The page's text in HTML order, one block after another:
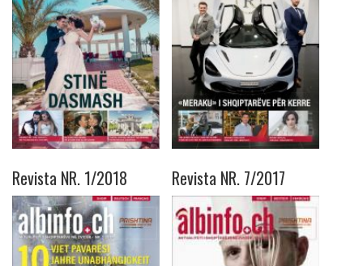
Revista NR. 1/2018 Revista NR. 7/2017